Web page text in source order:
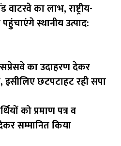
का लाभ, राष्ट्रीय-
पहुंचाएंगे स्थानीय उत्पाद:
का उदाहरण देकर
छटपटाहट रही सपा
को प्रमाण पत्र व
सम्मानित किया